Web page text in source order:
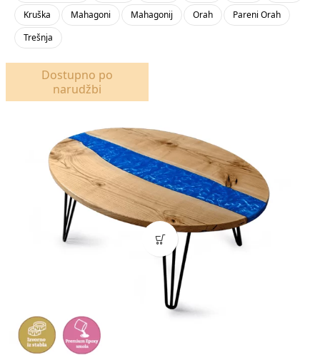
Kruška
Mahagoni Mahagonij Orah
Pareni Orah
Trešnja
Dostupno po
narudžbi